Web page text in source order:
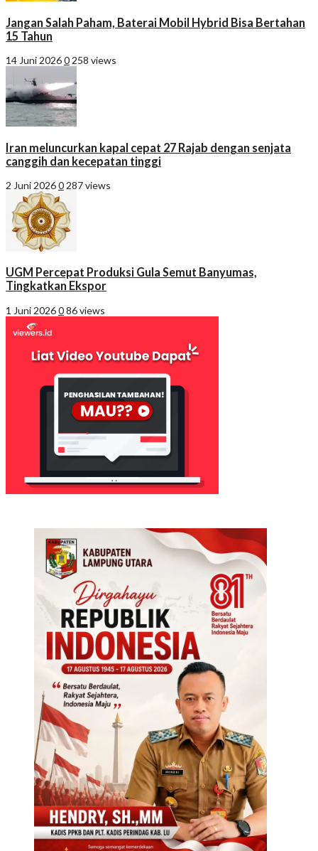
Jangan Salah Paham, Baterai Mobil Hybrid Bisa Bertahan
15 Tahun
14 Juni 20260 258 views
Iran meluncurkan kapal cepat 27 Rajab dengan senjata
canggih dan kecepatan tinggi
2 Juni 20260 287 views
UGM Percepat Produksi Gula Semut Banyumas,
Tingkatkan Ekspor
1 Juni 2026086 views